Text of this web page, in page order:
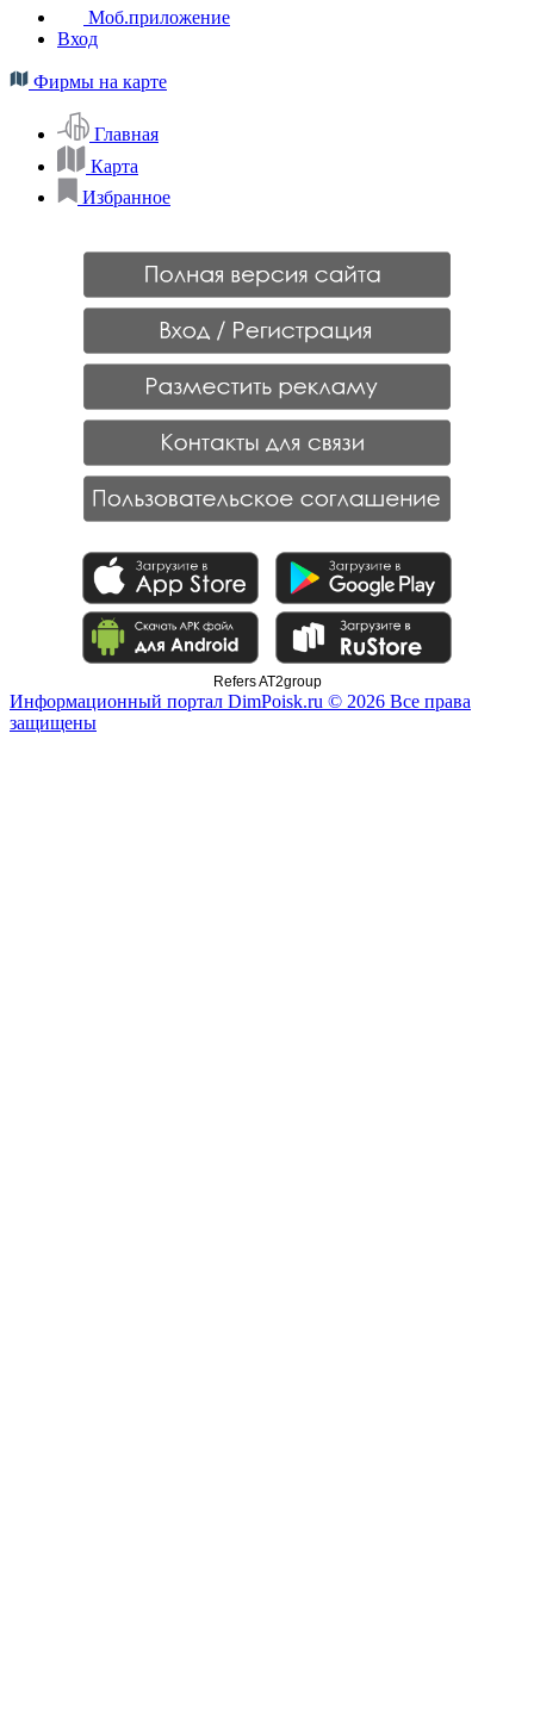
Моб.приложение
Вход
Фирмы на карте
Главная
Карта
Избранное
Refers AT2group
Информационный портал DimPoisk.ru © 2026 Все права
защищены